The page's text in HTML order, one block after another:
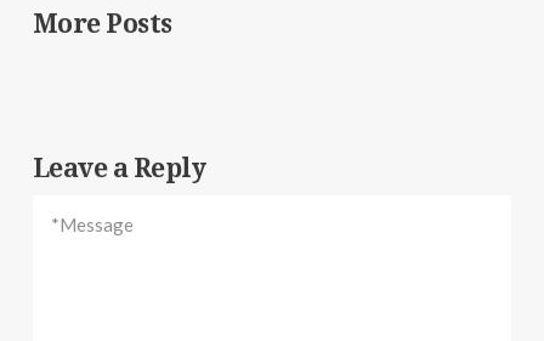
More Posts
Leave a Reply